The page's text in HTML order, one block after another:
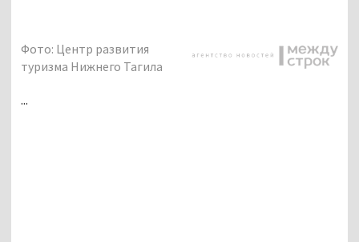
Фото: Центр развития
туризма Нижнего Тагила
...